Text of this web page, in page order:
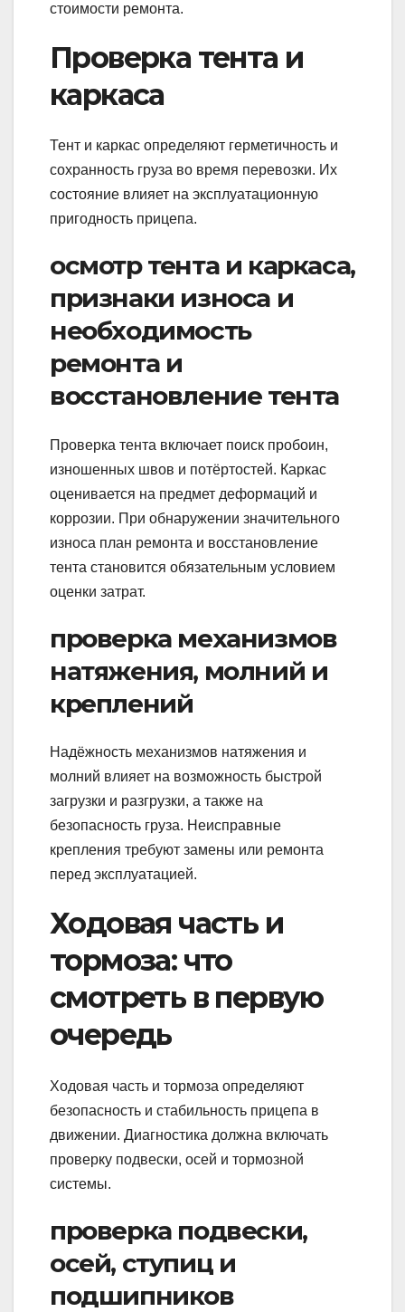
стоимости ремонта.
Проверка тента и
каркаса
Тент и каркас определяют герметичность и
сохранность груза во время перевозки. Их
состояние влияет на эксплуатационную
пригодность прицепа.
осмотр тента и каркаса,
признаки износа и
необходимость
ремонта и
восстановление тента
Проверка тента включает поиск пробоин,
изношенных швов и потёртостей. Каркас
оценивается на предмет деформаций и
коррозии. При обнаружении значительного
износа план ремонта и восстановление
тента становится обязательным условием
оценки затрат.
проверка механизмов
натяжения, молний и
креплений
Надёжность механизмов натяжения и
молний влияет на возможность быстрой
загрузки и разгрузки, а также на
безопасность груза. Неисправные
крепления требуют замены или ремонта
перед эксплуатацией.
Ходовая часть и
тормоза: что
смотреть в первую
очередь
Ходовая часть и тормоза определяют
безопасность и стабильность прицепа в
движении. Диагностика должна включать
проверку подвески, осей и тормозной
системы.
проверка подвески,
осей, ступиц и
подшипников